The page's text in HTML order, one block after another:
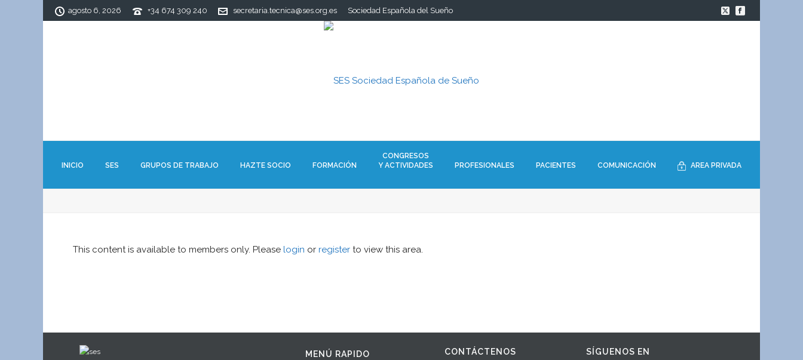
agosto 6, 2026 +34 674 309 240 secretaria.tecnica@ses.org.es Sociedad Española del Sueño
INICIO SES GRUPOS DE TRABAJO HAZTE SOCIO FORMACIÓN
CONGRESOS
Y ACTIVIDADES
PROFESIONALES PACIENTES COMUNICACIÓN AREA PRIVADA
This content is available to members only. Please login or register to view this area.
MENÚ RAPIDO CONTÁCTENOS SÍGUENOS EN